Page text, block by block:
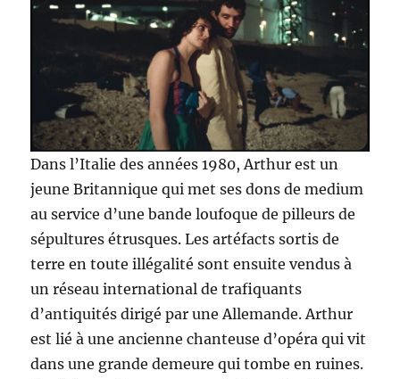
Dans l’Italie des années 1980, Arthur est un
jeune Britannique qui met ses dons de medium
au service d’une bande loufoque de pilleurs de
sépultures étrusques. Les artéfacts sortis de
terre en toute illégalité sont ensuite vendus à
un réseau international de trafiquants
d’antiquités dirigé par une Allemande. Arthur
est lié à une ancienne chanteuse d’opéra qui vit
dans une grande demeure qui tombe en ruines.